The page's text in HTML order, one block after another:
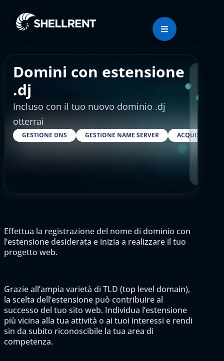
Domini con estensione
.dj
Incluso con il tuo nuovo dominio .dj
otterrai
GESTIONE DNS GESTIONE NAME SERVER ACQUISTARE
Effettua la registrazione del nome di dominio con
l’estensione desiderata e inizia a realizzare il tuo
progetto web.
Grazie all’ampia varietà di TLD (top level domain),
la scelta dell’estensione può contribuire al
successo del tuo sito web. Individua l’estensione
più vicina alla tua attività o ai tuoi interessi e rendi
sin da subito riconoscibile la tua area di
competenza.